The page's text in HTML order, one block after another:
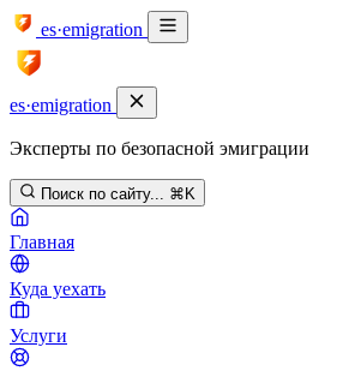
es·emigration
es·emigration
Эксперты по безопасной эмиграции
Поиск по сайту... ⌘K
Главная
Куда уехать
Услуги